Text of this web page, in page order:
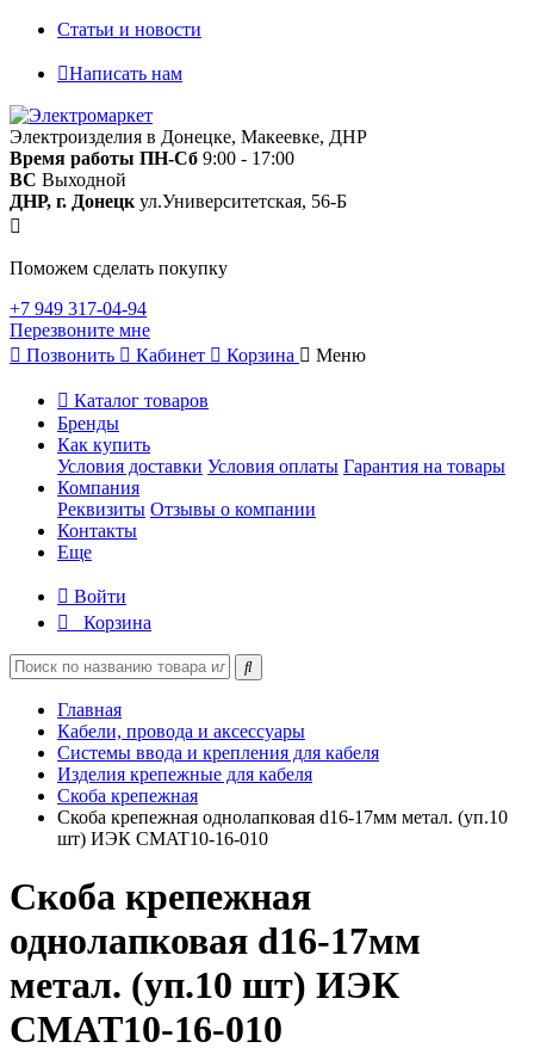
Статьи и новости
Написать нам
Электроизделия в Донецке, Макеевке, ДНР
Время работы ПН-Сб 9:00 - 17:00
ВС Выходной
ДНР, г. Донецк ул.Университетская, 56-Б
Поможем сделать покупку
+7 949 317-04-94
Перезвоните мне
Позвонить
Кабинет Корзина Меню
Каталог товаров
Бренды
Как купить
Условия доставки Условия оплаты Гарантия на товары
Компания
Реквизиты Отзывы о компании
Контакты
Еще
Войти
Корзина
Главная
Кабели, провода и аксессуары
Системы ввода и крепления для кабеля
Изделия крепежные для кабеля
Скоба крепежная
Скоба крепежная однолапковая d16-17мм метал. (уп.10
шт) ИЭК CMAT10-16-010
Скоба крепежная
однолапковая d16-17мм
метал. (уп.10 шт) ИЭК
CMAT10-16-010